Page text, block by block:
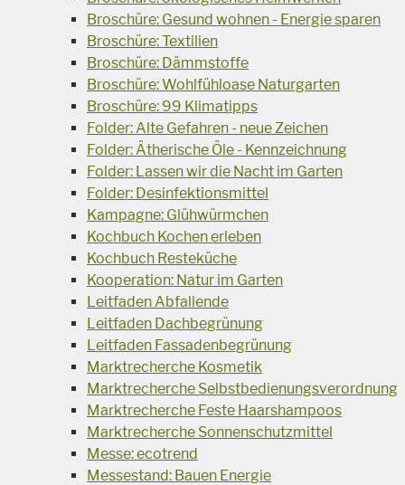
Broschüre: Gesund wohnen - Energie sparen
Broschüre: Textilien
Broschüre: Dämmstoffe
Broschüre: Wohlfühloase Naturgarten
Broschüre: 99 Klimatipps
Folder: Alte Gefahren - neue Zeichen
Folder: Ätherische Öle - Kennzeichnung
Folder: Lassen wir die Nacht im Garten
Folder: Desinfektionsmittel
Kampagne: Glühwürmchen
Kochbuch Kochen erleben
Kochbuch Resteküche
Kooperation: Natur im Garten
Leitfaden Abfallende
Leitfaden Dachbegrünung
Leitfaden Fassadenbegrünung
Marktrecherche Kosmetik
Marktrecherche Selbstbedienungsverordnung
Marktrecherche Feste Haarshampoos
Marktrecherche Sonnenschutzmittel
Messe: ecotrend
Messestand: Bauen Energie